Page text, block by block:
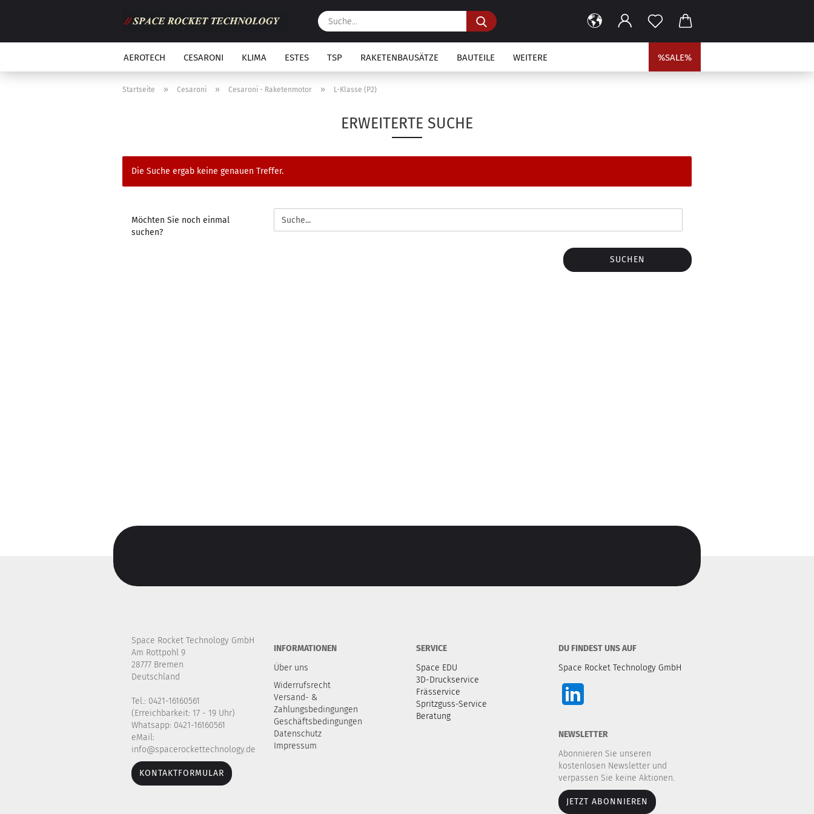
Suche...
AEROTECH CESARONI KLIMA ESTES TSP RAKETENBAUSÄTZE BAUTEILE %SALE%
WEITERE
Startseite » Cesaroni » Cesaroni - Raketenmotor » L-Klasse (P2)
ERWEITERTE SUCHE
Die Suche ergab keine genauen Treffer.
SIE
NOCH
Möchten Sie noch einmal
suchen?
SUCHEN
Space Rocket Technology GmbH
Am Rottpohl 9
28777 Bremen
Deutschland
Tel.: 0421-16160561
(Erreichbarkeit: 17 - 19 Uhr)
Whatsapp: 0421-16160561
eMail:
info@spacerockettechnology.de
KONTAKTFORMULAR
INFORMATIONEN
Über uns
Widerrufsrecht
Versand- &
Zahlungsbedingungen
Geschäftsbedingungen
Datenschutz
Impressum
SERVICE
Space EDU
3D-Druckservice
Frässervice
Spritzguss-Service
Beratung
DU FINDEST UNS AUF
Space Rocket Technology GmbH
NEWSLETTER
Abonnieren Sie unseren
kostenlosen Newsletter und
verpassen Sie keine Aktionen.
JETZT ABONNIEREN